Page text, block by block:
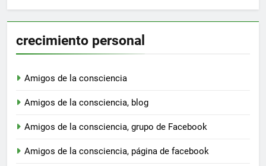
crecimiento personal
Amigos de la consciencia
Amigos de la consciencia, blog
Amigos de la consciencia, grupo de Facebook
Amigos de la consciencia, página de facebook